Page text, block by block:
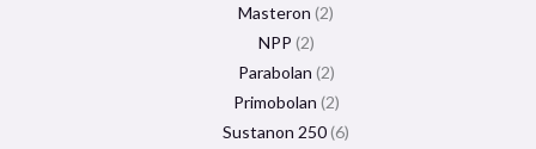
Masteron 2
NPP 2
Parabolan 2
Primobolan 2
Sustanon 250 6